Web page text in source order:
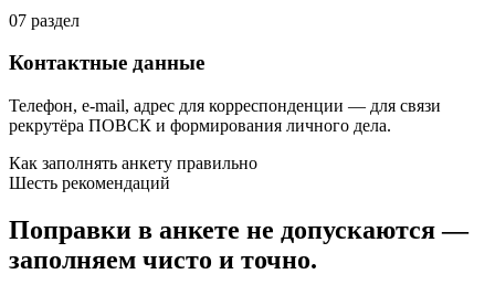
07 раздел
Контактные данные
Телефон, e-mail, адрес для корреспонденции — для связи
рекрутёра ПОВСК и формирования личного дела.
Как заполнять анкету правильно
Шесть рекомендаций
Поправки в анкете не допускаются —
заполняем чисто и точно.